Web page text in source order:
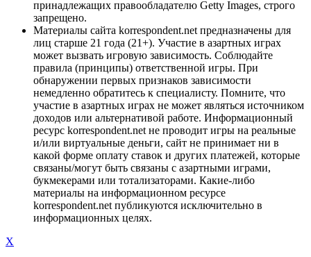
принадлежащих правообладателю Getty Images, строго
запрещено.
Материалы сайта korrespondent.net предназначены для
лиц старше 21 года (21+). Участие в азартных играх
может вызвать игровую зависимость. Соблюдайте
правила (принципы) ответственной игры. При
обнаружении первых признаков зависимости
немедленно обратитесь к специалисту. Помните, что
участие в азартных играх не может являться источником
доходов или альтернативой работе. Информационный
ресурс korrespondent.net не проводит игры на реальные
и/или виртуальные деньги, сайт не принимает ни в
какой форме оплату ставок и других платежей, которые
связаны/могут быть связаны с азартными играми,
букмекерами или тотализаторами. Какие-либо
материалы на информационном ресурсе
korrespondent.net публикуются исключительно в
информационных целях.
X